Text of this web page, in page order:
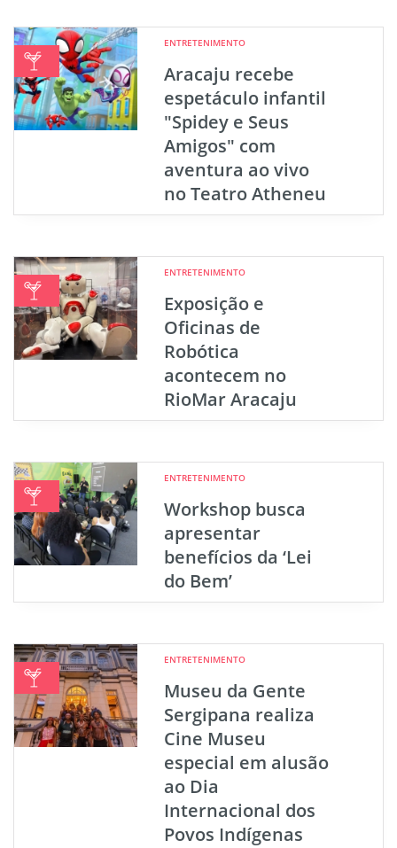
ENTRETENIMENTO
Aracaju recebe
espetáculo infantil
"Spidey e Seus
Amigos" com
aventura ao vivo
no Teatro Atheneu
ENTRETENIMENTO
Exposição e
Oficinas de
Robótica
acontecem no
RioMar Aracaju
ENTRETENIMENTO
Workshop busca
apresentar
benefícios da ‘Lei
do Bem’
ENTRETENIMENTO
Museu da Gente
Sergipana realiza
Cine Museu
especial em alusão
ao Dia
Internacional dos
Povos Indígenas